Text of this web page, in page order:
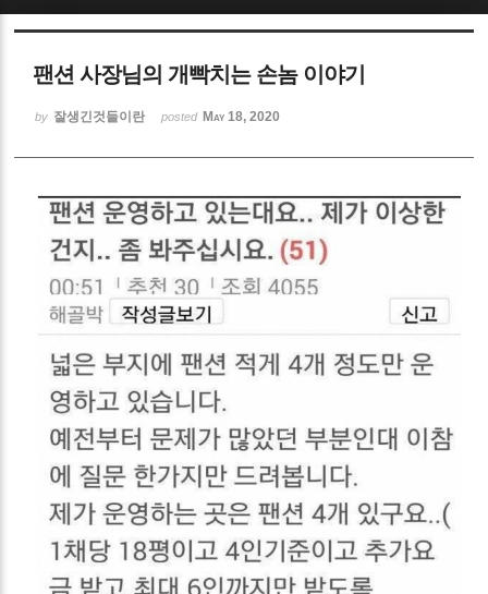
팬션 사장님의 개빡치는 손놈 이야기
by 잘생긴것들이란 posted May 18, 2020
Sketchbook5, 스케치북5
Sketchbook5, 스케치북5